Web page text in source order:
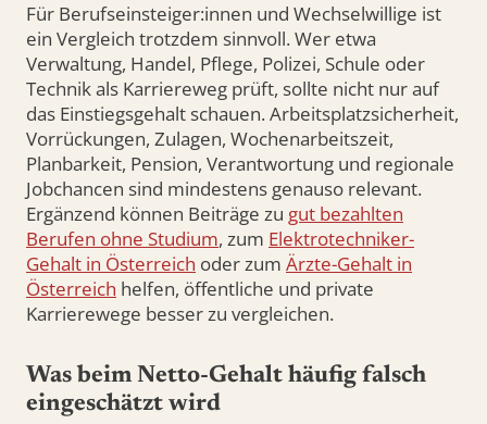
Für Berufseinsteiger:innen und Wechselwillige ist
ein Vergleich trotzdem sinnvoll. Wer etwa
Verwaltung, Handel, Pflege, Polizei, Schule oder
Technik als Karriereweg prüft, sollte nicht nur auf
das Einstiegsgehalt schauen. Arbeitsplatzsicherheit,
Vorrückungen, Zulagen, Wochenarbeitszeit,
Planbarkeit, Pension, Verantwortung und regionale
Jobchancen sind mindestens genauso relevant.
Ergänzend können Beiträge zu gut bezahlten
Berufen ohne Studium, zum Elektrotechniker-
Gehalt in Österreich oder zum Ärzte-Gehalt in
Österreich helfen, öffentliche und private
Karrierewege besser zu vergleichen.
Was beim Netto-Gehalt häufig falsch
eingeschätzt wird